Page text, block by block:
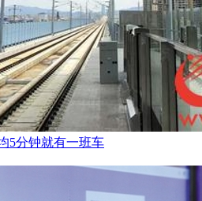
5分钟就有一班车